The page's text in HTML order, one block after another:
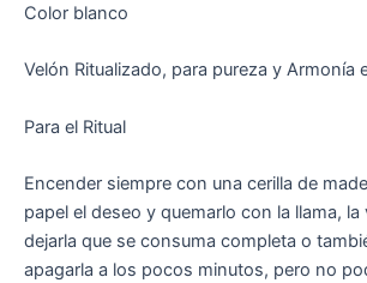
Color blanco
Velón Ritualizado, para pureza y Armonía
Para el Ritual
Encender siempre con una cerilla de
papel el deseo y quemarlo con la llama, la
dejarla que se consuma completa o
apagarla a los pocos minutos, pero no